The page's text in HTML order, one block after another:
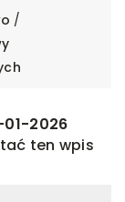
/
01-2026
ten wpis